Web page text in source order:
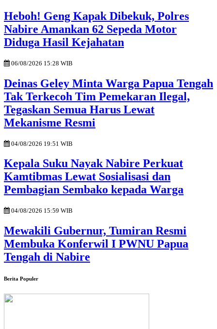
Heboh! Geng Kapak Dibekuk, Polres
Nabire Amankan 62 Sepeda Motor
Diduga Hasil Kejahatan
06/08/2026 15:28 WIB
Deinas Geley Minta Warga Papua Tengah
Tak Terkecoh Tim Pemekaran Ilegal,
Tegaskan Semua Harus Lewat
Mekanisme Resmi
04/08/2026 19:51 WIB
Kepala Suku Nayak Nabire Perkuat
Kamtibmas Lewat Sosialisasi dan
Pembagian Sembako kepada Warga
04/08/2026 15:59 WIB
Mewakili Gubernur, Tumiran Resmi
Membuka Konferwil I PWNU Papua
Tengah di Nabire
Berita Populer